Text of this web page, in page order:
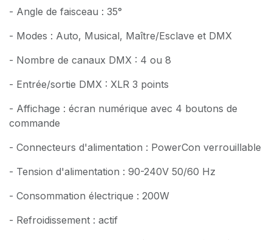
- Angle de faisceau : 35°
- Modes : Auto, Musical, Maître/Esclave et DMX
- Nombre de canaux DMX : 4 ou 8
- Entrée/sortie DMX : XLR 3 points
- Affichage : écran numérique avec 4 boutons de
commande
- Connecteurs d'alimentation : PowerCon verrouillable
- Tension d'alimentation : 90-240V 50/60 Hz
- Consommation électrique : 200W
- Refroidissement : actif